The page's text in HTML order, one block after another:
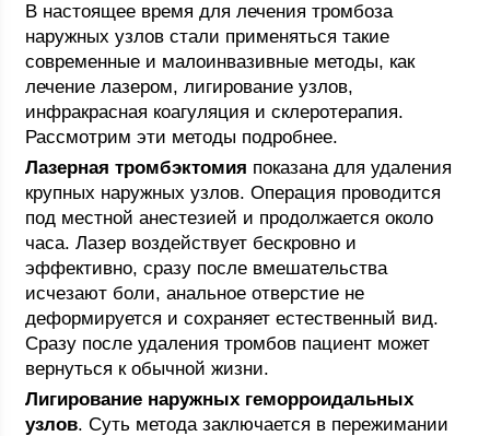
В настоящее время для лечения тромбоза
наружных узлов стали применяться такие
современные и малоинвазивные методы, как
лечение лазером, лигирование узлов,
инфракрасная коагуляция и склеротерапия.
Рассмотрим эти методы подробнее.
Лазерная тромбэктомия показана для удаления
крупных наружных узлов. Операция проводится
под местной анестезией и продолжается около
часа. Лазер воздействует бескровно и
эффективно, сразу после вмешательства
исчезают боли, анальное отверстие не
деформируется и сохраняет естественный вид.
Сразу после удаления тромбов пациент может
вернуться к обычной жизни.
Лигирование наружных геморроидальных
узлов. Суть метода заключается в пережимании